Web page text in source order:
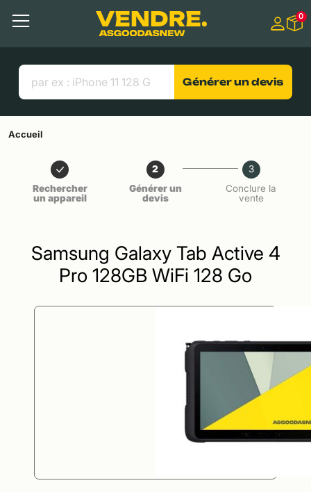
Contenu principal
Menu
Liens utiles
0
Générer un devis
Accueil
Rechercher
un appareil
2
Générer un
devis
3
Conclure la
vente
Samsung Galaxy Tab Active 4
Pro 128GB WiFi 128 Go